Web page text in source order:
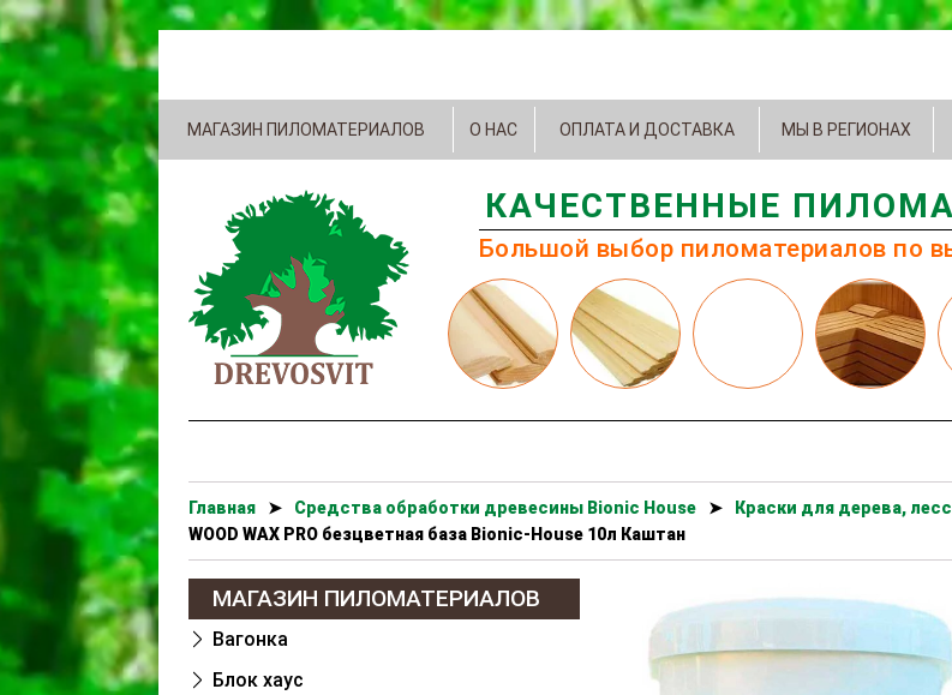
МАГАЗИН ПИЛОМАТЕРИАЛОВ О НАС ОПЛАТА И ДОСТАВКА МЫ В РЕГИОНАХ
КАЧЕСТВЕННЫЕ
Большой выбор пиломатериалов по
Главная ➤ Cредства обработки древесины Bionic House ➤ Краски для дерева,
WOOD WAX PRO безцветная база Bionic-House 10л Каштан
МАГАЗИН ПИЛОМАТЕРИАЛОВ
Вагонка
Блок хаус